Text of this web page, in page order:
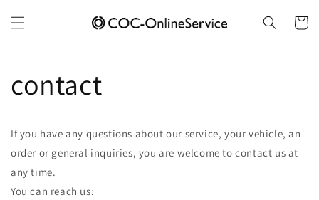
content
Cart
contact
If you have any questions about our service, your vehicle, an
order or general inquiries, you are welcome to contact us at
any time.
You can reach us: